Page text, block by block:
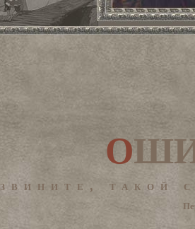
Извините, такой